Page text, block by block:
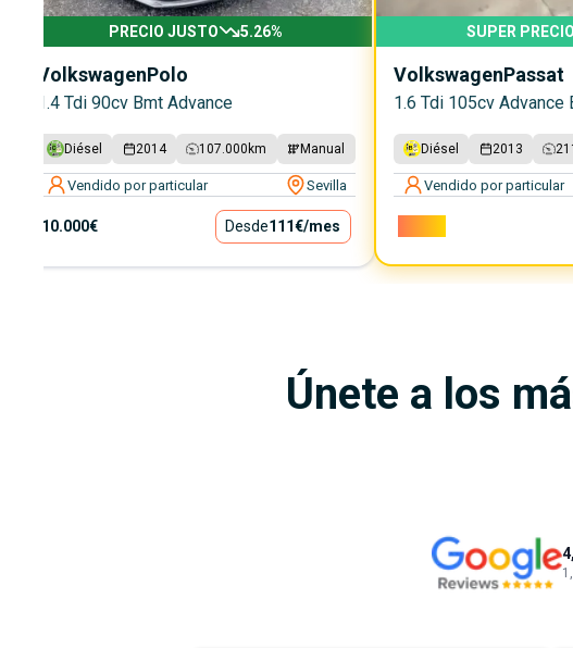
PRECIO JUSTO 5.26%
VolkswagenPolo
1.4 Tdi 90cv Bmt Advance
Diésel 2014 107.000 km Manual
Vendido por particular Sevilla
10.000€ Desde111€/mes
SUPER PRECIO
VolkswagenPassat
1.6 Tdi 105cv Advance
Diésel 2013
Vendido por particular
Únete a los